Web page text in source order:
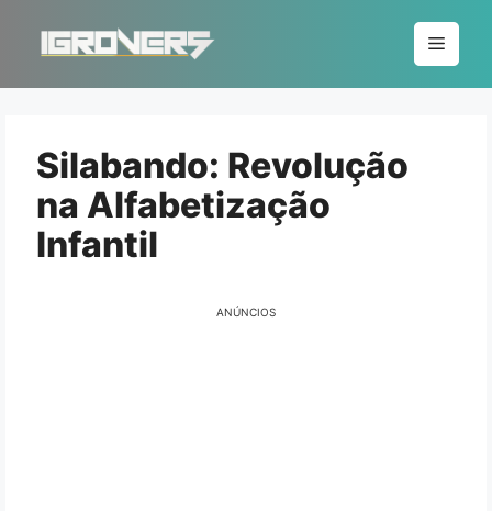
conteúdo
Menu
Silabando: Revolução
na Alfabetização
Infantil
ANÚNCIOS